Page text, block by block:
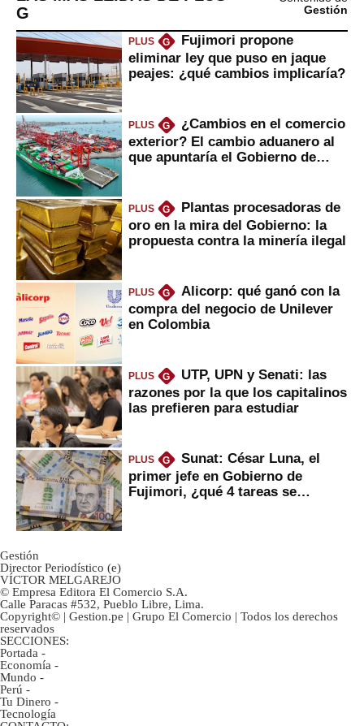
G
Gestión
PLUS G
Fujimori propone
eliminar ley que puso en jaque
peajes: ¿qué cambios implicaría?
PLUS G
¿Cambios en el comercio
exterior? El cambio aduanero al
que apuntaría el Gobierno de
PLUS G
Plantas procesadoras de
oro en la mira del Gobierno: la
propuesta contra la minería ilegal
PLUS G
Alicorp: qué ganó con la
compra del negocio de Unilever
en Colombia
PLUS G
UTP, UPN y Senati: las
razones por la que los capitalinos
las prefieren para estudiar
PLUS G
Sunat: César Luna, el
primer jefe en Gobierno de
Fujimori, ¿qué 4 tareas se
Gestión
Director Periodístico (e)
VÍCTOR MELGAREJO
© Empresa Editora El Comercio S.A.
Calle Paracas #532, Pueblo Libre, Lima.
Copyright© | Gestion.pe | Grupo El Comercio | Todos los derechos
reservados
SECCIONES:
Portada -
Economía -
Mundo -
Perú -
Tu Dinero -
Tecnología